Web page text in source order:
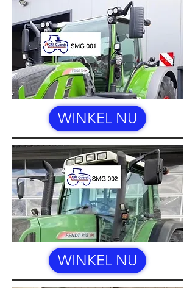
WINKEL NU
WINKEL NU